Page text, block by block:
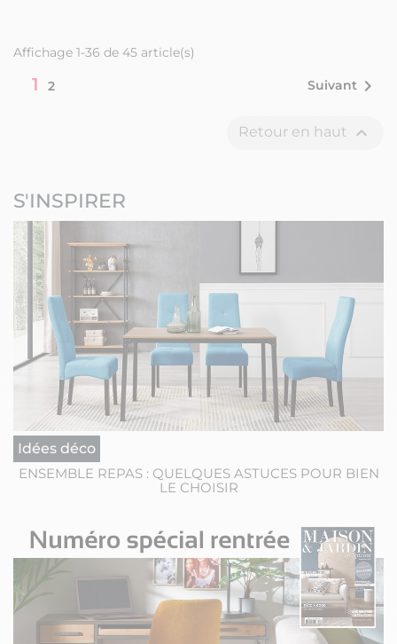
Affichage 1-36 de 45 article(s)
1 2 Suivant 
Retour en haut 
S'INSPIRER
Idées déco
ENSEMBLE REPAS : QUELQUES ASTUCES POUR BIEN
LE CHOISIR